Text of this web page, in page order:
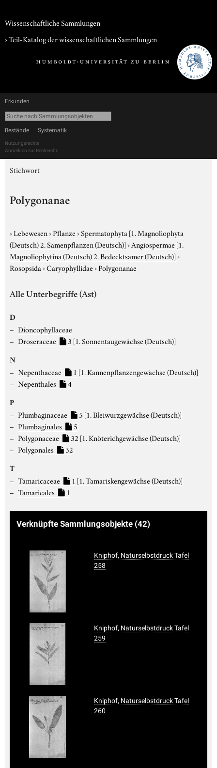
Wissenschaftliche Sammlungen
› Teil-Katalog der wissenschaftlichen Sammlungen
Erkunden
Bestände Systematik
Nutzungsrechte
Anmelden zur Recherche
Stichwort
Polygonanae
›Lebewesen›Pflanze›Spermatophyta [1. Magnoliophyta
(Deutsch) 2. Samenpflanzen (Deutsch)]›Angiospermae [1.
Magnoliophytina (Deutsch) 2. Bedecktsamer (Deutsch)]›
Rosopsida›Caryophyllidae›Polygonanae
Alle Unterbegriffe (Ast)
D
Dioncophyllaceae
Droseraceae
3 [1. Sonnentaugewächse (Deutsch)]
N
Nepenthaceae 1 [1. Kannenpflanzengewächse (Deutsch)]
Nepenthales
4
P
Plumbaginaceae 5 [1. Bleiwurzgewächse (Deutsch)]
Plumbaginales
5
Polygonaceae
32 [1. Knöterichgewächse (Deutsch)]
Polygonales
32
T
Tamaricaceae 1 [1. Tamariskengewächse (Deutsch)]
Tamaricales
1
Verknüpfte Sammlungsobjekte (42)
Kniphof, Naturselbstdruck Tafel
258
Kniphof, Naturselbstdruck Tafel
259
Kniphof, Naturselbstdruck Tafel
260